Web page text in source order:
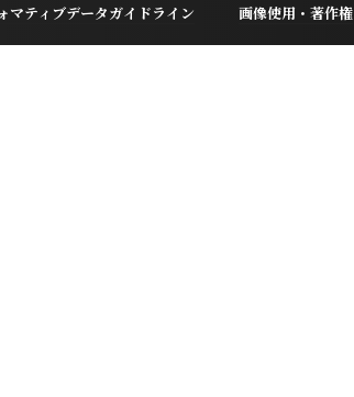
マティブデータガイドライン 画像使用・著作権